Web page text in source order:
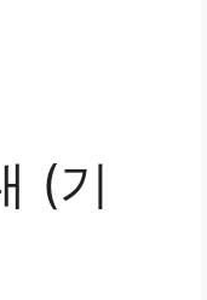
(기